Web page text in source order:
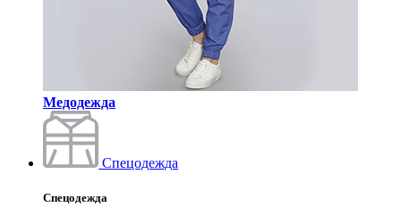
Медодежда
Спецодежда
Спецодежда